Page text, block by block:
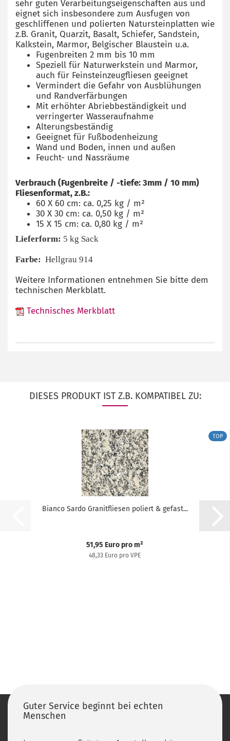
sehr guten Verarbeitungseigenschaften aus und
eignet sich insbesondere zum Ausfugen von
geschliffenen und polierten Natursteinplatten wie
z.B. Granit, Quarzit, Basalt, Schiefer, Sandstein,
Kalkstein, Marmor, Belgischer Blaustein u.a.
Fugenbreiten 2 mm bis 10 mm
Speziell für Naturwerkstein und Marmor,
auch für Feinsteinzeugfliesen geeignet
Vermindert die Gefahr von Ausblühungen
und Randverfärbungen
Mit erhöhter Abriebbeständigkeit und
verringerter Wasseraufnahme
Alterungsbeständig
Geeignet für Fußbodenheizung
Wand und Boden, innen und außen
Feucht- und Nassräume
Verbrauch (Fugenbreite / -tiefe: 3mm / 10 mm)
Fliesenformat, z.B.:
60 X 60 cm: ca. 0,25 kg / m²
30 X 30 cm: ca. 0,50 kg / m²
15 X 15 cm: ca. 0,80 kg / m²
Lieferform: 5 kg Sack
Farbe: Hellgrau 914
Weitere Informationen entnehmen Sie bitte dem
technischen Merkblatt.
Technisches Merkblatt
DIESES PRODUKT IST Z.B. KOMPATIBEL ZU:
TOP
Bianco Sardo Granitfliesen poliert & gefast...
51,95 Euro pro m²
48,33 Euro pro VPE
Guter Service beginnt bei echten
Menschen